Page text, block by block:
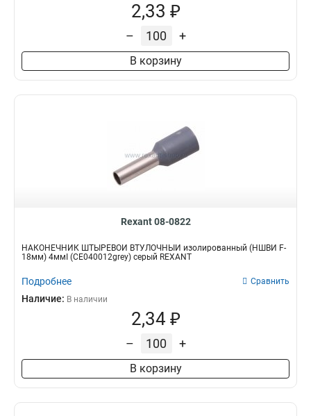
2,33 ₽
– +
В корзину
Rexant 08-0822
НАКОНЕЧНИК ШТЫРЕВОЙ ВТУЛОЧНЫЙ изолированный (НШВИ F-
18мм) 4ммІ (СЕ040012grey) серый REXANT
Подробнее Сравнить
Наличие: В наличии
2,34 ₽
– +
В корзину